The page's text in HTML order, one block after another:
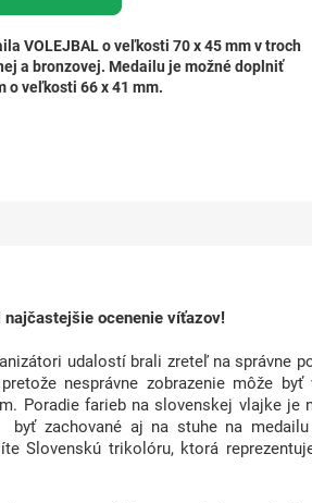
VOLEJBAL o veľkosti 70 x 45 mm v troch
a bronzovej. Medailu je možné doplniť
o veľkosti 66 x 41 mm.
najčastejšie ocenenie víťazov!
udalostí brali zreteľ na správne
nesprávne zobrazenie môže
Poradie farieb na slovenskej vlajke je
zachované aj na stuhe na
Slovenskú trikolóru, ktorá